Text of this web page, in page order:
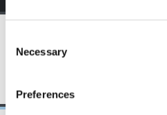
Selection
Necessary
Preferences